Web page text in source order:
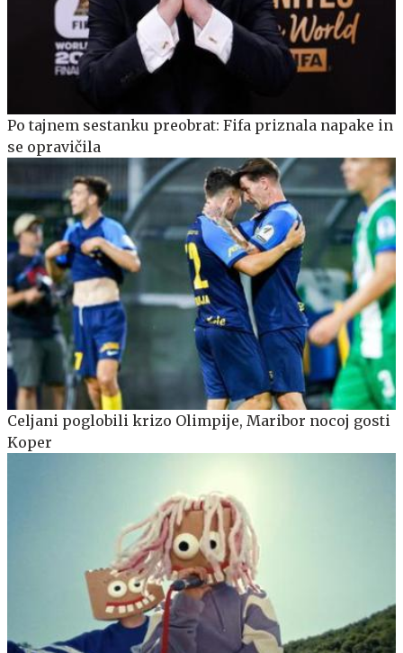
Po tajnem sestanku preobrat: Fifa priznala napake in
se opravičila
Celjani poglobili krizo Olimpije, Maribor nocoj gosti
Koper